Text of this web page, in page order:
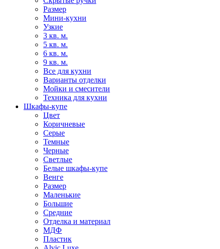
Размер
Мини-кухни
Узкие
3 кв. м.
5 кв. м.
6 кв. м.
9 кв. м.
Все для кухни
Варианты отделки
Мойки и смесители
Техника для кухни
Шкафы-купе
Цвет
Коричневые
Серые
Темные
Черные
Светлые
Белые шкафы-купе
Венге
Размер
Маленькие
Большие
Средние
Отделка и материал
МДФ
Пластик